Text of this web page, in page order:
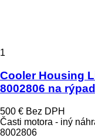
1
Cooler Housing
8002806 na
500 € Bez DPH
Časti motora - iný
8002806